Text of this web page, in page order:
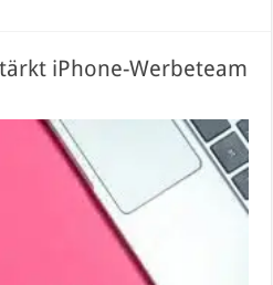
iPhone-Werbeteam